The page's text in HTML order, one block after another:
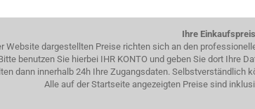
Ihre
Website dargestellten Preise richten sich an den
benutzen Sie hierbei IHR KONTO und geben Sie dort Ihre
dann innerhalb 24h Ihre Zugangsdaten. Selbstverständlich
Alle auf der Startseite angezeigten Preise sind